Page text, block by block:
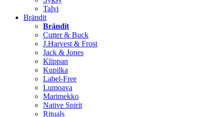
Talvi
Brändit
Brändit
Cutter & Buck
J.Harvest & Frost
Jack & Jones
Klippan
Kupilka
Label-Free
Lumoava
Marimekko
Native Spirit
Rituals